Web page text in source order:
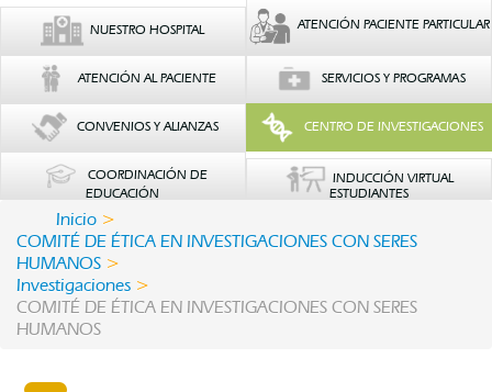
NUESTRO HOSPITAL ATENCIÓN PACIENTE PARTICULAR
ATENCIÓN AL PACIENTE SERVICIOS Y PROGRAMAS
CONVENIOS Y ALIANZAS CENTRO DE INVESTIGACIONES
COORDINACIÓN DE
EDUCACIÓN
INDUCCIÓN VIRTUAL
ESTUDIANTES
Inicio
COMITÉ DE ÉTICA EN INVESTIGACIONES CON SERES
HUMANOS
Investigaciones
COMITÉ DE ÉTICA EN INVESTIGACIONES CON SERES
HUMANOS